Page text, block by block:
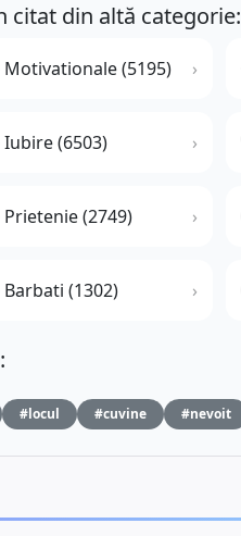
citat din altă categorie:
Motivationale (5195)
Iubire (6503)
Prietenie (2749)
Barbati (1302)
#locul #cuvine #nevoit